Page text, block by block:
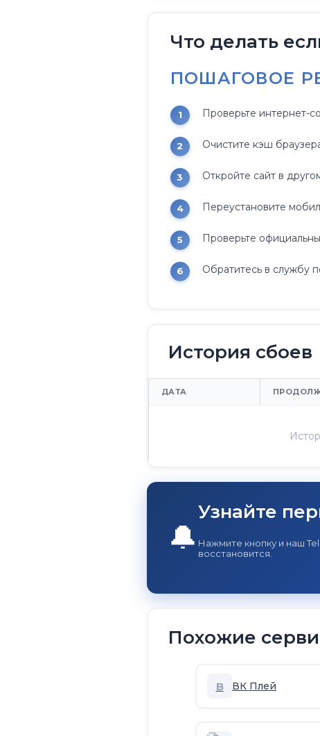
Что делать
ПОШАГОВОЕ
Проверьте интернет-
Очистите кэш
Откройте сайт в
Переустановите
Проверьте
Обратитесь в службу
История сбоев
ДАТА
🔔
Узнайте
Нажмите кнопку и наш
восстановится.
Похожие
В ВК Плей